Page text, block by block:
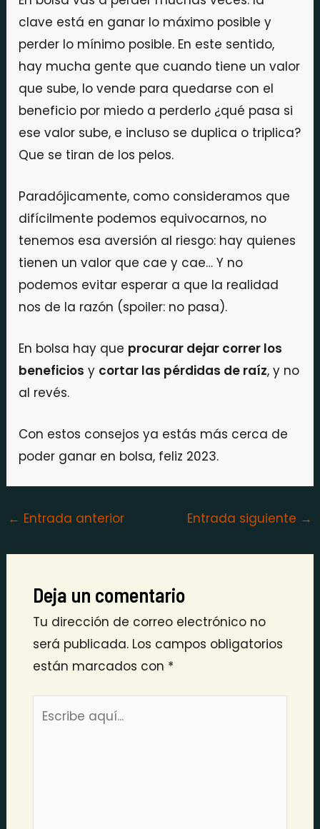
clave está en ganar lo máximo posible y
perder lo mínimo posible. En este sentido,
hay mucha gente que cuando tiene un valor
que sube, lo vende para quedarse con el
beneficio por miedo a perderlo ¿qué pasa si
ese valor sube, e incluso se duplica o triplica?
Que se tiran de los pelos.
Paradójicamente, como consideramos que
difícilmente podemos equivocarnos, no
tenemos esa aversión al riesgo: hay quienes
tienen un valor que cae y cae… Y no
podemos evitar esperar a que la realidad
nos de la razón (spoiler: no pasa).
En bolsa hay que procurar dejar correr los
beneficios y cortar las pérdidas de raíz, y no
al revés.
Con estos consejos ya estás más cerca de
poder ganar en bolsa, feliz 2023.
← Entrada anterior Entrada siguiente →
Deja un comentario
Tu dirección de correo electrónico no
será publicada. Los campos obligatorios
están marcados con *